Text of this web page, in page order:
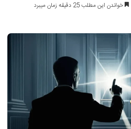
خواندن این مطلب 25 دقیقه زمان میبرد